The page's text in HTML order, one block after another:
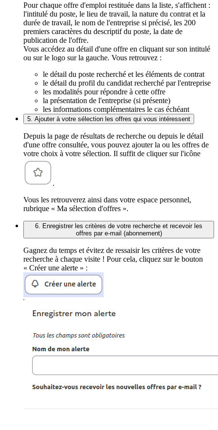
Pour chaque offre d'emploi restituée dans la liste, s'affichent :
l'intitulé du poste, le lieu de travail, la nature du contrat et la
durée de travail, le nom de l'entreprise si précisé, les 200
premiers caractères du descriptif du poste, la date de
publication de l'offre.
Vous accédez au détail d'une offre en cliquant sur son intitulé
ou sur le logo sur la gauche. Vous retrouvez :
le détail du poste recherché et les éléments de contrat
le détail du profil du candidat recherché par l'entreprise
les modalités pour répondre à cette offre
la présentation de l'entreprise (si présente)
les informations complémentaires le cas échéant
5. Ajouter à votre sélection les offres qui vous intéressent
Depuis la page de résultats de recherche ou depuis le détail
d'une offre consultée, vous pouvez ajouter la ou les offres de
votre choix à votre sélection. Il suffit de cliquer sur l'icône
.
Vous les retrouverez ainsi dans votre espace personnel,
rubrique « Ma sélection d'offres ».
6. Enregistrer les critères de votre recherche et recevoir les
offres par e-mail (abonnement)
Gagnez du temps et évitez de ressaisir les critères de votre
recherche à chaque visite ! Pour cela, cliquez sur le bouton
« Créer une alerte » :